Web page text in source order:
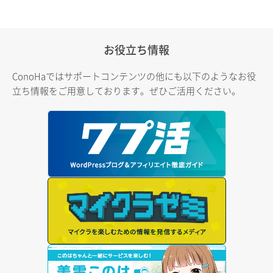
お役立ち情報
ConoHaではサポートコンテンツの他にも以下のようなお役
立ち情報をご用意しております。ぜひご活用ください。